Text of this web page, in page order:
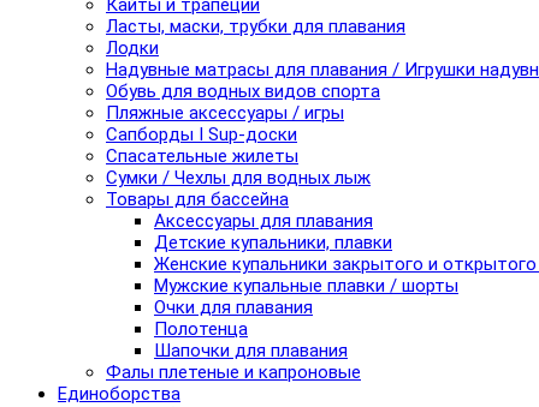
Кайты и трапеции
Ласты, маски, трубки для плавания
Лодки
Надувные матрасы для плавания / Игрушки
Обувь для водных видов спорта
Пляжные аксессуары / игры
Сапборды I Sup-доски
Спасательные жилеты
Сумки / Чехлы для водных лыж
Товары для бассейна
Аксессуары для плавания
Детские купальники, плавки
Женские купальники закрытого и
Мужские купальные плавки / шорты
Очки для плавания
Полотенца
Шапочки для плавания
Фалы плетеные и капроновые
Единоборства